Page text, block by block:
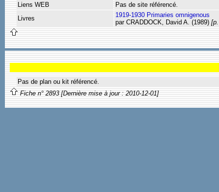
Liens WEB
Pas de site référencé.
Livres
1919-1930 Primaries omnigenous
par CRADDOCK, David A. (1989)
Pas de plan ou kit référencé.
Fiche n° 2893 [Dernière mise à jour : 2010-12-01]